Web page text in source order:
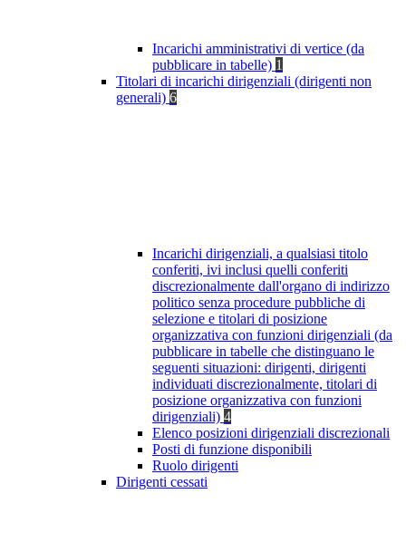
Incarichi amministrativi di vertice (da
pubblicare in tabelle) 1
Titolari di incarichi dirigenziali (dirigenti non
generali) 6
Incarichi dirigenziali, a qualsiasi titolo
conferiti, ivi inclusi quelli conferiti
discrezionalmente dall'organo di indirizzo
politico senza procedure pubbliche di
selezione e titolari di posizione
organizzativa con funzioni dirigenziali (da
pubblicare in tabelle che distinguano le
seguenti situazioni: dirigenti, dirigenti
individuati discrezionalmente, titolari di
posizione organizzativa con funzioni
dirigenziali) 4
Elenco posizioni dirigenziali discrezionali
Posti di funzione disponibili
Ruolo dirigenti
Dirigenti cessati